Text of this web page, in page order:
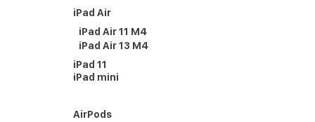
iPad Air
iPad Air 11 M4
iPad Air 13 M4
iPad 11
iPad mini
AirPods